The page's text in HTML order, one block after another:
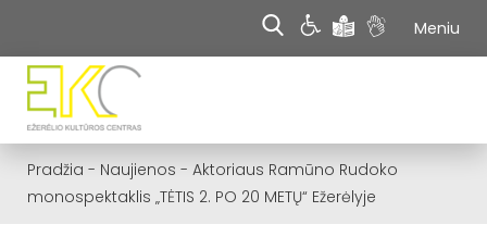
Meniu
Pradžia - Naujienos - Aktoriaus Ramūno Rudoko
monospektaklis „TĖTIS 2. PO 20 METŲ“ Ežerėlyje